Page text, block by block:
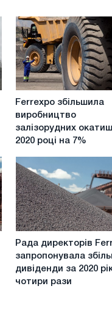
Ferrexpo
збільшила
виробництво
залізорудних
окатишів
в
2020
році
на
7%
Ferrexpo збільшила
виробництво
залізорудних
2020 році на 7%
Рада
директорів
Ferrexpo
запропонувала
збільшити
Рада директорів
запропонувала
дивіденди за 2020
чотири рази